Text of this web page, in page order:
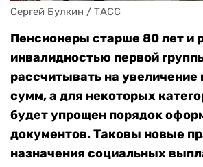
Сергей Булкин / ТАСС
Пенсионеры старше 80 лет и
инвалидностью первой
рассчитывать на
сумм, а для некоторых
будет упрощен порядок
документов. Таковы новые
назначения социальных